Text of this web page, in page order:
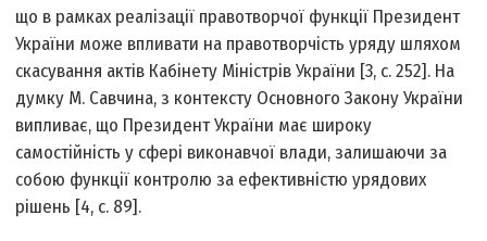
що в рамках реалізації правотворчої функції Президент
України може впливати на правотворчість уряду шляхом
скасування актів Кабінету Міністрів України [3, с. 252]. На
думку М. Савчина, з контексту Основного Закону України
випливає, що Президент України має широку
самостійність у сфері виконавчої влади, залишаючи за
собою функції контролю за ефективністю урядових
рішень [4, с. 89].